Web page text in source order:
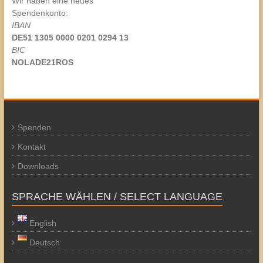
Spendenkonto:
IBAN
DE51 1305 0000 0201 0294 13
BIC
NOLADE21ROS
Spenden
Kontakt
Downloads
SPRACHE WÄHLEN / SELECT LANGUAGE
English
Deutsch